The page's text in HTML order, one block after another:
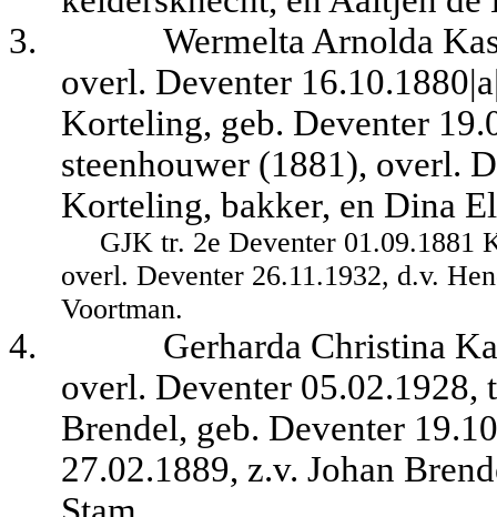
3.
Wermelta Arnolda
overl. Deventer
Korteling, geb. Deventer
steenhouwer (1881), overl.
Korteling, bakker, en Dina
GJK tr. 2e Deventer 01.09.1881
overl. Deventer 26.11.1932, d.v.
Voortman.
4.
Gerharda Christina
overl. Deventer 05.02.1928,
Brendel, geb. Deventer
27.02.1889, z.v. Johan